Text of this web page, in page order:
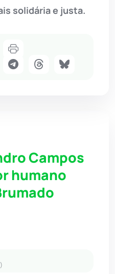
solidária e justa.
Campos
humano